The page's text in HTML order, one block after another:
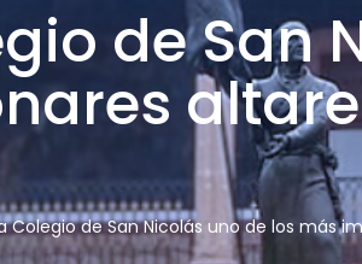
de San
Colegio de San Nicolás uno de los más